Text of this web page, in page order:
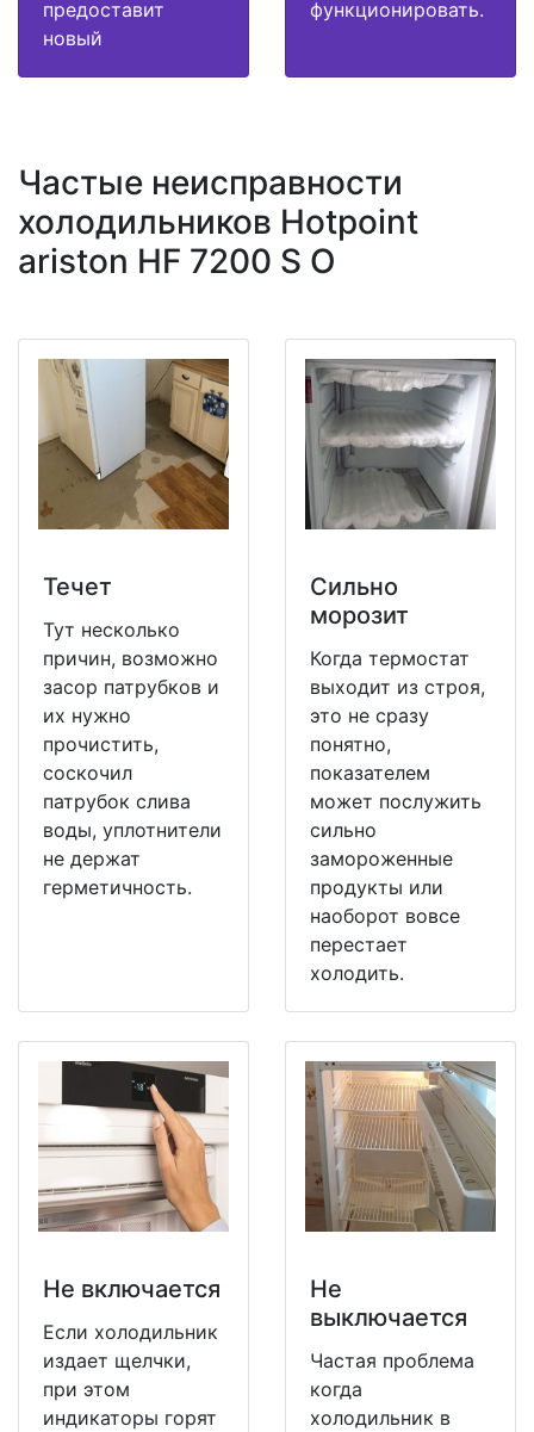
предоставит
новый
функционировать.
Частые неисправности
холодильников Hotpoint
ariston HF 7200 S O
Течет
Тут несколько
причин, возможно
засор патрубков и
их нужно
прочистить,
соскочил
патрубок слива
воды, уплотнители
не держат
герметичность.
Сильно
морозит
Когда термостат
выходит из строя,
это не сразу
понятно,
показателем
может послужить
сильно
замороженные
продукты или
наоборот вовсе
перестает
холодить.
Не включается
Если холодильник
издает щелчки,
при этом
индикаторы горят
Не
выключается
Частая проблема
когда
холодильник в